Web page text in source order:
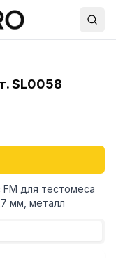
SL0058
FM для тестомеса
мм, металл